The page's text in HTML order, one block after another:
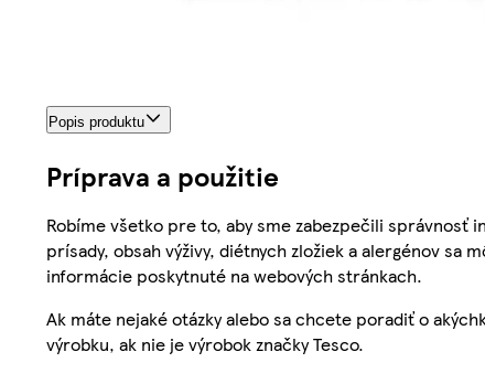
Popis produktu
Príprava a použitie
Robíme všetko pre to, aby sme zabezpečili
prísady, obsah výživy, diétnych zložiek a alergénov sa
informácie poskytnuté na webových stránkach.
Ak máte nejaké otázky alebo sa chcete poradiť o
výrobku, ak nie je výrobok značky Tesco.